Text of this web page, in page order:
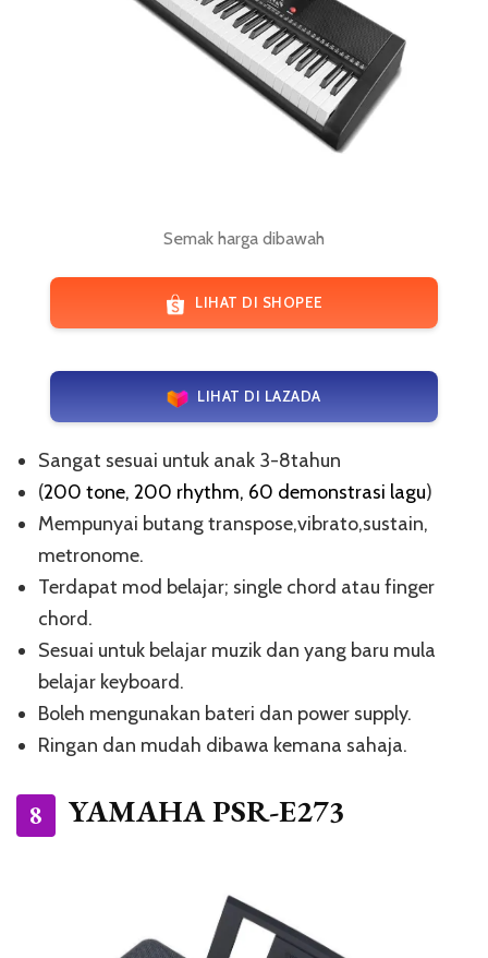
Semak harga dibawah
LIHAT DI SHOPEE
LIHAT DI LAZADA
Sangat sesuai untuk anak 3-8tahun
(200 tone, 200 rhythm, 60 demonstrasi lagu)
Mempunyai butang transpose,vibrato,sustain,
metronome.
Terdapat mod belajar; single chord atau finger
chord.
Sesuai untuk belajar muzik dan yang baru mula
belajar keyboard.
Boleh mengunakan bateri dan power supply.
Ringan dan mudah dibawa kemana sahaja.
8 YAMAHA PSR-E273